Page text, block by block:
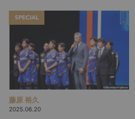
SPECIAL
藤原 裕久
2025.06.20